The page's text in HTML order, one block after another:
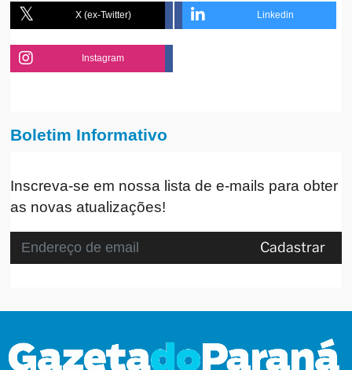
X (ex-Twitter) Linkedin
Instagram
Boletim Informativo
Inscreva-se em nossa lista de e-mails para obter
as novas atualizações!
Cadastrar